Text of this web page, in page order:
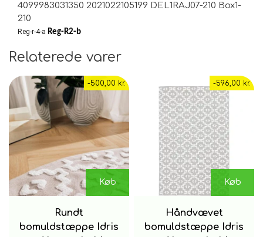
Vi anbefaler at bruge et tæppeunderlag på glatte
gulve
Grå, cremet hvid
Dimensioner
Diameter 200 cm
Luvhøjde: H 1,2 cm
omhyggeligt pladsen til dit nye tæppe
4099983031350 2021022105199 DEL1RAJ07-210 Box1-
210
Reg-r-4-a Reg-R2-b
Relaterede varer
-500,00 kr.
Køb
Rundt
bomuldstæppe Idris
-596,00 kr.
Køb
Håndvævet
bomuldstæppe Idris